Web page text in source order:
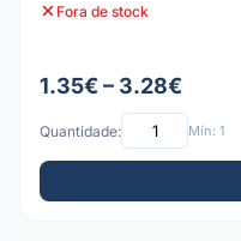
Fora de stock
1.35€ – 3.28€
Quantidade: Mín: 1